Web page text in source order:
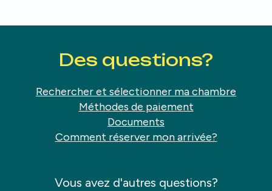
Des questions?
Rechercher et sélectionner ma chambre
Méthodes de paiement
Documents
Comment réserver mon arrivée?
Vous avez d'autres questions?